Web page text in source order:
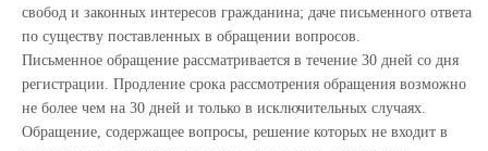
свобод и законных интересов гражданина; даче письменного ответа
по существу поставленных в обращении вопросов.
Письменное обращение рассматривается в течение 30 дней со дня
регистрации. Продление срока рассмотрения обращения возможно
не более чем на 30 дней и только в исключительных случаях.
Обращение, содержащее вопросы, решение которых не входит в